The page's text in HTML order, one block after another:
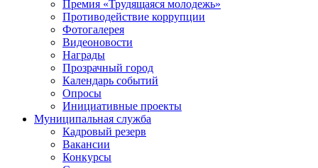
Премия «Трудящаяся молодежь»
Противодействие коррупции
Фотогалерея
Видеоновости
Награды
Прозрачный город
Календарь событий
Опросы
Инициативные проекты
Муниципальная служба
Кадровый резерв
Вакансии
Конкурсы